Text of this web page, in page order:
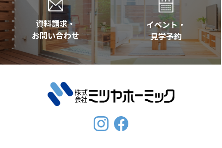
資料請求・
お問い合わせ
イベント・
見学予約